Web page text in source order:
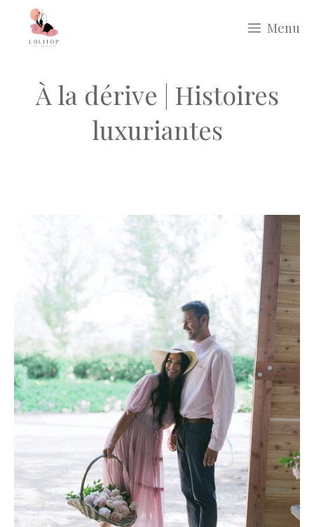
Menu
À la dérive | Histoires
luxuriantes